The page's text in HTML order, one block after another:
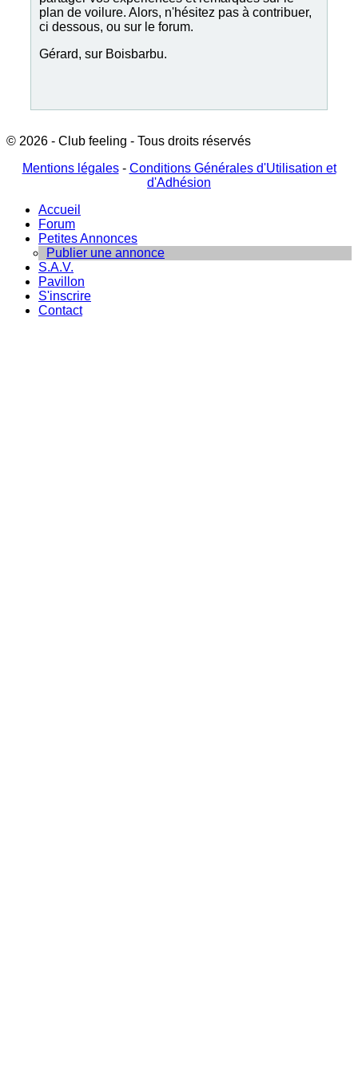
plan de voilure. Alors, n'hésitez pas à contribuer,
ci dessous, ou sur le forum.
Gérard, sur Boisbarbu.
© 2026 - Club feeling - Tous droits réservés
Mentions légales- Conditions Générales d'Utilisation et
d'Adhésion
Accueil
Forum
Petites Annonces
Publier une annonce
S.A.V.
Pavillon
S'inscrire
Contact